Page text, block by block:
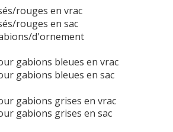
rouges en vrac
rouges en sac
d'ornement
gabions bleues en vrac
gabions bleues en sac
gabions grises en vrac
gabions grises en sac